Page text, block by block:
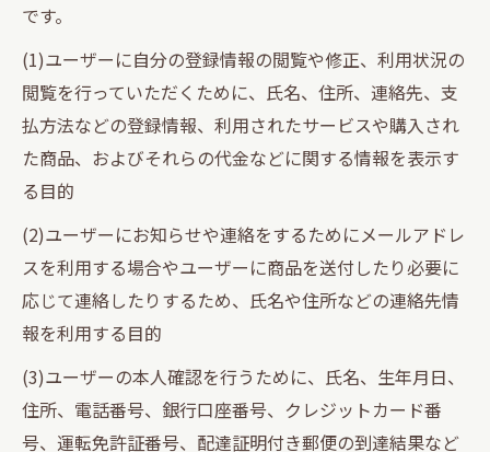
です。
(1)ユーザーに自分の登録情報の閲覧や修正、利用状況の
閲覧を行っていただくために、氏名、住所、連絡先、支
払方法などの登録情報、利用されたサービスや購入され
た商品、およびそれらの代金などに関する情報を表示す
る目的
(2)ユーザーにお知らせや連絡をするためにメールアドレ
スを利用する場合やユーザーに商品を送付したり必要に
応じて連絡したりするため、氏名や住所などの連絡先情
報を利用する目的
(3)ユーザーの本人確認を行うために、氏名、生年月日、
住所、電話番号、銀行口座番号、クレジットカード番
号、運転免許証番号、配達証明付き郵便の到達結果など